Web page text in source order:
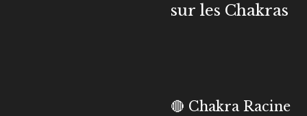
sur les Chakras
🔴 Chakra Racine